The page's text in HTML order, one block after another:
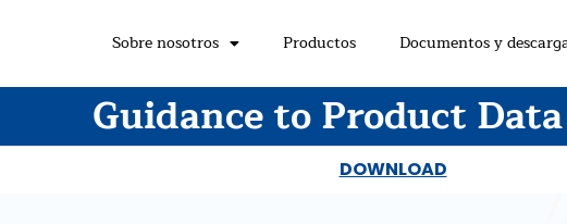
Sobre nosotros Productos Documentos y
Guidance to Product
DOWNLOAD